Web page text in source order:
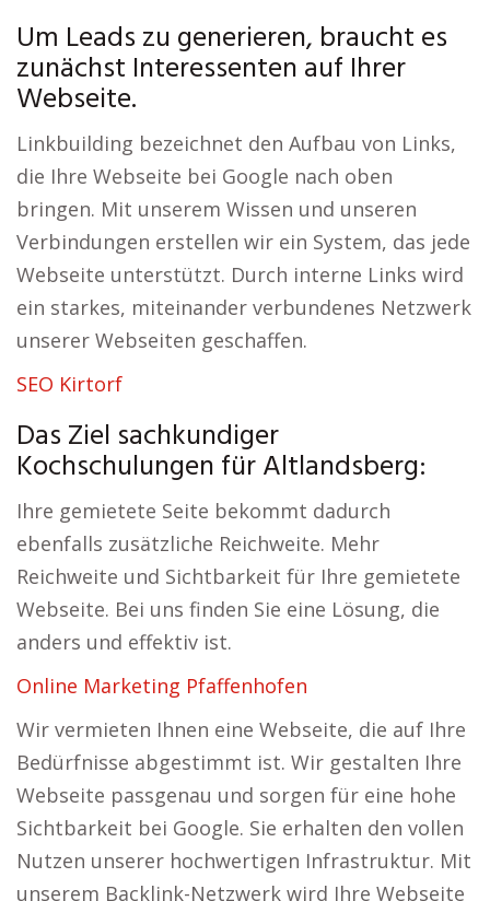
Um Leads zu generieren, braucht es
zunächst Interessenten auf Ihrer
Webseite.
Linkbuilding bezeichnet den Aufbau von Links,
die Ihre Webseite bei Google nach oben
bringen. Mit unserem Wissen und unseren
Verbindungen erstellen wir ein System, das jede
Webseite unterstützt. Durch interne Links wird
ein starkes, miteinander verbundenes Netzwerk
unserer Webseiten geschaffen.
SEO Kirtorf
Das Ziel sachkundiger
Kochschulungen für Altlandsberg:
Ihre gemietete Seite bekommt dadurch
ebenfalls zusätzliche Reichweite. Mehr
Reichweite und Sichtbarkeit für Ihre gemietete
Webseite. Bei uns finden Sie eine Lösung, die
anders und effektiv ist.
Online Marketing Pfaffenhofen
Wir vermieten Ihnen eine Webseite, die auf Ihre
Bedürfnisse abgestimmt ist. Wir gestalten Ihre
Webseite passgenau und sorgen für eine hohe
Sichtbarkeit bei Google. Sie erhalten den vollen
Nutzen unserer hochwertigen Infrastruktur. Mit
unserem Backlink-Netzwerk wird Ihre Webseite